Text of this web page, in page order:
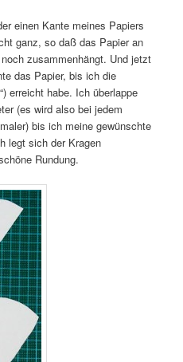
einen Kante meines Papiers
ganz, so daß das Papier an
zusammenhängt. Und jetzt
das Papier, bis ich die
erreicht habe. Ich überlappe
(es wird also bei jedem
bis ich meine gewünschte
legt sich der Kragen
Rundung.